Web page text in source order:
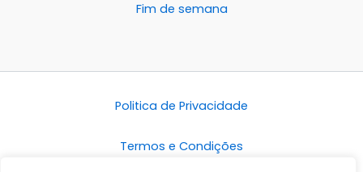
Fim de semana
Politica de Privacidade
Termos e Condições